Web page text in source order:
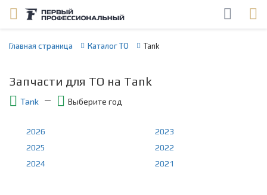
Главная страница Каталог ТО Tank
Запчасти для ТО на Tank
Tank Выберите год
2026
2025
2024
2023
2022
2021